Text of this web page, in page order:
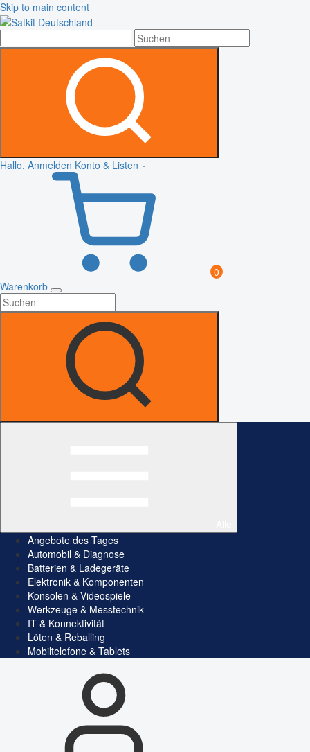
Skip to main content
Hallo, Anmelden Konto & Listen
0
Warenkorb
Angebote des Tages
Automobil & Diagnose
Batterien & Ladegeräte
Elektronik & Komponenten
Konsolen & Videospiele
Werkzeuge & Messtechnik
IT & Konnektivität
Löten & Reballing
Mobiltelefone & Tablets